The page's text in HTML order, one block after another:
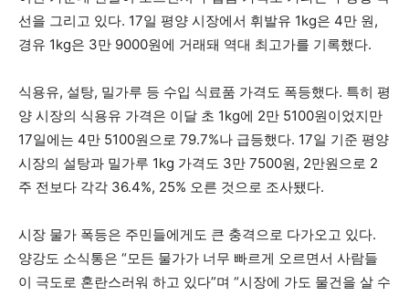
선을 그리고 있다. 17일 평양 시장에서 휘발유 1kg은 4만 원,
경유 1kg은 3만 9000원에 거래돼 역대 최고가를 기록했다.
식용유, 설탕, 밀가루 등 수입 식료품 가격도 폭등했다. 특히 평
양 시장의 식용유 가격은 이달 초 1kg에 2만 5100원이었지만
17일에는 4만 5100원으로 79.7%나 급등했다. 17일 기준 평양
시장의 설탕과 밀가루 1kg 가격도 3만 7500원, 2만원으로 2
주 전보다 각각 36.4%, 25% 오른 것으로 조사됐다.
시장 물가 폭등은 주민들에게도 큰 충격으로 다가오고 있다.
양강도 소식통은 “모든 물가가 너무 빠르게 오르면서 사람들
이 극도로 혼란스러워 하고 있다”며 “시장에 가도 물건을 살 수